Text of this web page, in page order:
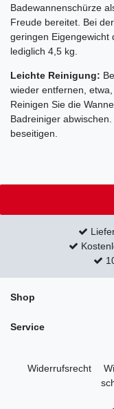
Badewannenschürze
Freude bereitet. Bei
geringen Eigengewicht
lediglich 4,5 kg.
Leichte Reinigung:
wieder entfernen,
Reinigen Sie die
Badreiniger
beseitigen.
Shop
Service
Widerrufs­recht